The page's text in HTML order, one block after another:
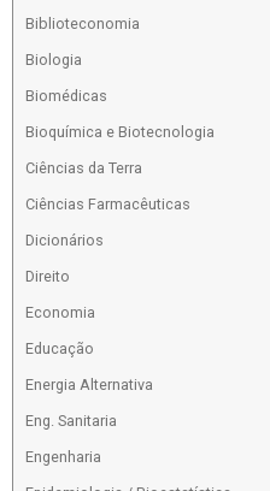
Biblioteconomia
Biologia
Biomédicas
Bioquímica e Biotecnologia
Ciências da Terra
Ciências Farmacêuticas
Dicionários
Direito
Economia
Educação
Energia Alternativa
Eng. Sanitaria
Engenharia